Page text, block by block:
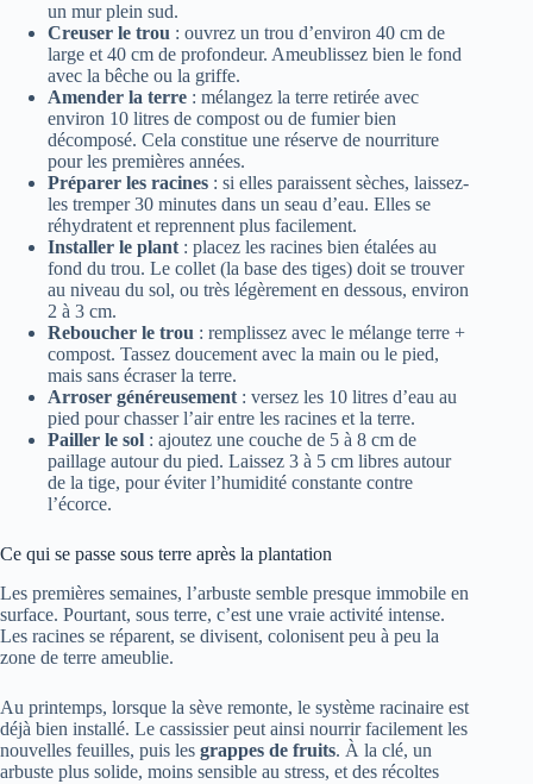
un mur plein sud.
Creuser le trou : ouvrez un trou d’environ 40 cm de
large et 40 cm de profondeur. Ameublissez bien le fond
avec la bêche ou la griffe.
Amender la terre : mélangez la terre retirée avec
environ 10 litres de compost ou de fumier bien
décomposé. Cela constitue une réserve de nourriture
pour les premières années.
Préparer les racines : si elles paraissent sèches, laissez-
les tremper 30 minutes dans un seau d’eau. Elles se
réhydratent et reprennent plus facilement.
Installer le plant : placez les racines bien étalées au
fond du trou. Le collet (la base des tiges) doit se trouver
au niveau du sol, ou très légèrement en dessous, environ
2 à 3 cm.
Reboucher le trou : remplissez avec le mélange terre +
compost. Tassez doucement avec la main ou le pied,
mais sans écraser la terre.
Arroser généreusement : versez les 10 litres d’eau au
pied pour chasser l’air entre les racines et la terre.
Pailler le sol : ajoutez une couche de 5 à 8 cm de
paillage autour du pied. Laissez 3 à 5 cm libres autour
de la tige, pour éviter l’humidité constante contre
l’écorce.
Ce qui se passe sous terre après la plantation
Les premières semaines, l’arbuste semble presque immobile en
surface. Pourtant, sous terre, c’est une vraie activité intense.
Les racines se réparent, se divisent, colonisent peu à peu la
zone de terre ameublie.
Au printemps, lorsque la sève remonte, le système racinaire est
déjà bien installé. Le cassissier peut ainsi nourrir facilement les
nouvelles feuilles, puis les grappes de fruits. À la clé, un
arbuste plus solide, moins sensible au stress, et des récoltes